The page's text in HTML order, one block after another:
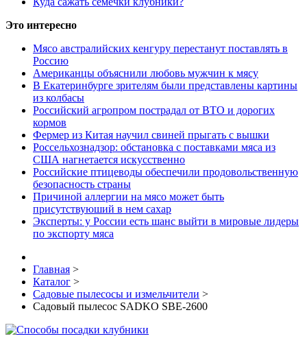
Это интересно
Мясо австралийских кенгуру перестанут поставлять в
Россию
Американцы объяснили любовь мужчин к мясу
В Екатеринбурге зрителям были представлены картины
из колбасы
Российский агропром пострадал от ВТО и дорогих
кормов
Фермер из Китая научил свиней прыгать с вышки
Россельхознадзор: обстановка с поставками мяса из
США нагнетается искусственно
Российские птицеводы обеспечили продовольственную
безопасность страны
Причиной аллергии на мясо может быть
присутствуюший в нем сахар
Эксперты: у России есть шанс выйти в мировые лидеры
по экспорту мяса
Главная >
Каталог >
Садовые пылесосы и измельчители >
Садовый пылесос SADKO SBE-2600